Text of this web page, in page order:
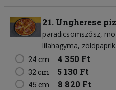
21. Ungherese
paradicsomszósz
lilahagyma
24 cm
4 350 Ft
32 cm 5 130 Ft
45 cm 8 820 Ft